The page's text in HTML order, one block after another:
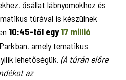
ősállat lábnyomokhoz és
túrával is készülnek
10:45-től egy17 millió
amely tematikus
lehetőségük. (A túrán előre
az